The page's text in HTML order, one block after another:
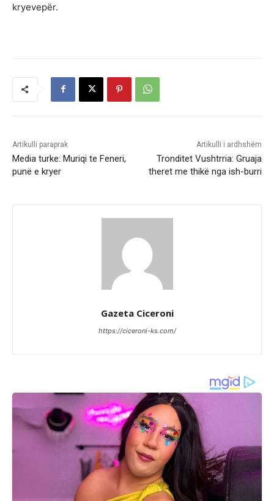
kryevepër.
Artikulli paraprak
Media turke: Muriqi te Feneri,
punë e kryer
Artikulli i ardhshëm
Tronditet Vushtrria: Gruaja
theret me thikë nga ish-burri
Gazeta Ciceroni
https://ciceroni-ks.com/